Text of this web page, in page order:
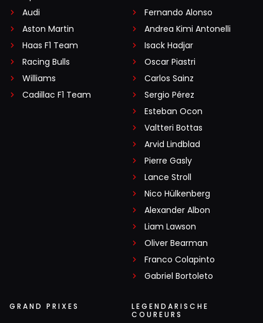
Audi
Aston Martin
Haas F1 Team
Racing Bulls
Williams
Cadillac F1 Team
Fernando Alonso
Andrea Kimi Antonelli
Isack Hadjar
Oscar Piastri
Carlos Sainz
Sergio Pérez
Esteban Ocon
Valtteri Bottas
Arvid Lindblad
Pierre Gasly
Lance Stroll
Nico Hülkenberg
Alexander Albon
Liam Lawson
Oliver Bearman
Franco Colapinto
Gabriel Bortoleto
GRAND PRIXES
LEGENDARISCHE
COUREURS